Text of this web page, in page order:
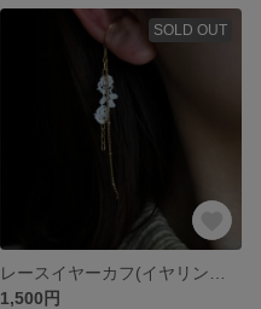
SOLD OUT
1,500円